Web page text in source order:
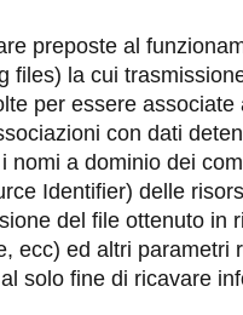
preposte al
files) la cui
per essere
con dati
a dominio dei
Identifier) delle
del file ottenuto
ecc) ed altri
solo fine di ricavare